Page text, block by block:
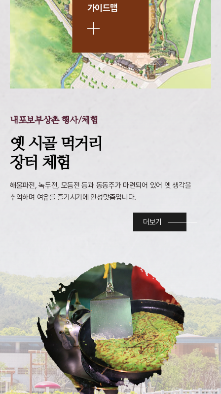
가이드맵
내포보부상촌 행사/체험
옛 시골 먹거리
장터 체험
해물파전, 녹두전, 모듬전 등과 동동주가 마련되어 있어 옛 생각을
추억하며 여유를 즐기시기에 안성맞춤입니다.
더보기